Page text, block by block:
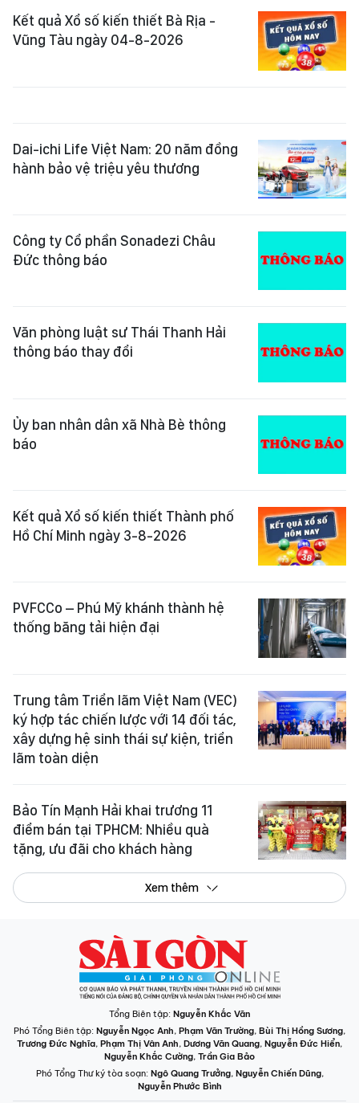
Kết quả Xổ số kiến thiết Bà Rịa -
Vũng Tàu ngày 04-8-2026
Dai-ichi Life Việt Nam: 20 năm đồng
hành bảo vệ triệu yêu thương
Công ty Cổ phần Sonadezi Châu
Đức thông báo
Văn phòng luật sư Thái Thanh Hải
thông báo thay đổi
Ủy ban nhân dân xã Nhà Bè thông
báo
Kết quả Xổ số kiến thiết Thành phố
Hồ Chí Minh ngày 3-8-2026
PVFCCo – Phú Mỹ khánh thành hệ
thống băng tải hiện đại
Trung tâm Triển lãm Việt Nam (VEC)
ký hợp tác chiến lược với 14 đối tác,
xây dựng hệ sinh thái sự kiện, triển
lãm toàn diện
Bảo Tín Mạnh Hải khai trương 11
điểm bán tại TPHCM: Nhiều quà
tặng, ưu đãi cho khách hàng
Xem thêm
Tổng Biên tập: Nguyễn Khắc Văn
Phó Tổng Biên tập: Nguyễn Ngọc Anh, Phạm Văn Trường, Bùi Thị Hồng Sương,
Trương Đức Nghĩa, Phạm Thị Vân Anh, Dương Văn Quang, Nguyễn Đức Hiển,
Nguyễn Khắc Cường, Trần Gia Bảo
Phó Tổng Thư ký tòa soạn: Ngô Quang Trưởng, Nguyễn Chiến Dũng,
Nguyễn Phước Bình